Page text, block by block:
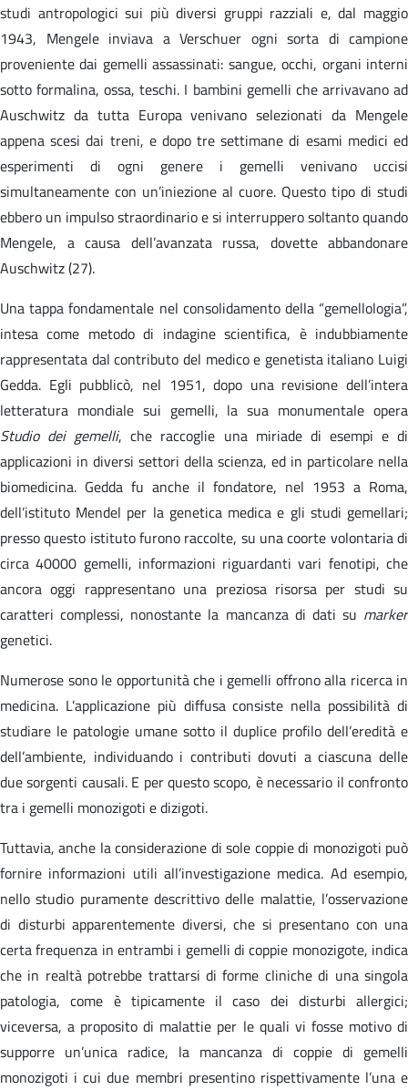
studi antropologici sui più diversi gruppi razziali e, dal maggio
1943, Mengele inviava a Verschuer ogni sorta di campione
proveniente dai gemelli assassinati: sangue, occhi, organi interni
sotto formalina, ossa, teschi. I bambini gemelli che arrivavano ad
Auschwitz da tutta Europa venivano selezionati da Mengele
appena scesi dai treni, e dopo tre settimane di esami medici ed
esperimenti di ogni genere i gemelli venivano uccisi
simultaneamente con un’iniezione al cuore. Questo tipo di studi
ebbero un impulso straordinario e si interruppero soltanto quando
Mengele, a causa dell’avanzata russa, dovette abbandonare
Auschwitz (27).
Una tappa fondamentale nel consolidamento della “gemellologia”,
intesa come metodo di indagine scientifica, è indubbiamente
rappresentata dal contributo del medico e genetista italiano Luigi
Gedda. Egli pubblicò, nel 1951, dopo una revisione dell’intera
letteratura mondiale sui gemelli, la sua monumentale opera
Studio dei gemelli, che raccoglie una miriade di esempi e di
applicazioni in diversi settori della scienza, ed in particolare nella
biomedicina. Gedda fu anche il fondatore, nel 1953 a Roma,
dell’istituto Mendel per la genetica medica e gli studi gemellari;
presso questo istituto furono raccolte, su una coorte volontaria di
circa 40000 gemelli, informazioni riguardanti vari fenotipi, che
ancora oggi rappresentano una preziosa risorsa per studi su
caratteri complessi, nonostante la mancanza di dati su marker
genetici.
Numerose sono le opportunità che i gemelli offrono alla ricerca in
medicina. L’applicazione più diffusa consiste nella possibilità di
studiare le patologie umane sotto il duplice profilo dell’eredità e
dell’ambiente, individuando i contributi dovuti a ciascuna delle
due sorgenti causali. E per questo scopo, è necessario il confronto
tra i gemelli monozigoti e dizigoti.
Tuttavia, anche la considerazione di sole coppie di monozigoti può
fornire informazioni utili all’investigazione medica. Ad esempio,
nello studio puramente descrittivo delle malattie, l’osservazione
di disturbi apparentemente diversi, che si presentano con una
certa frequenza in entrambi i gemelli di coppie monozigote, indica
che in realtà potrebbe trattarsi di forme cliniche di una singola
patologia, come è tipicamente il caso dei disturbi allergici;
viceversa, a proposito di malattie per le quali vi fosse motivo di
supporre un’unica radice, la mancanza di coppie di gemelli
monozigoti i cui due membri presentino rispettivamente l’una e